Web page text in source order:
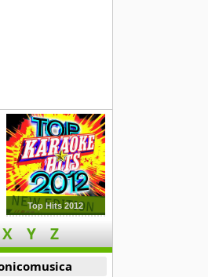
Top Hits 2012
X Y Z